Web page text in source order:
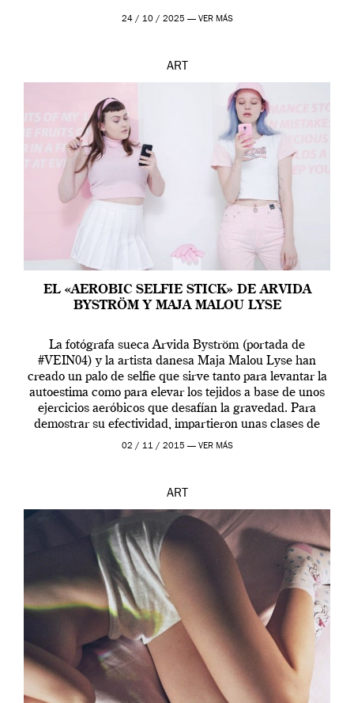
24 / 10 / 2025 — VER MÁS
ART
EL «AEROBIC SELFIE STICK» DE ARVIDA
BYSTRÖM Y MAJA MALOU LYSE
La fotógrafa sueca Arvida Byström (portada de
#VEIN04) y la artista danesa Maja Malou Lyse han
creado un palo de selfie que sirve tanto para levantar la
autoestima como para elevar los tejidos a base de unos
ejercicios aeróbicos que desafían la gravedad. Para
demostrar su efectividad, impartieron unas clases de
prueba en el Tate […]
02 / 11 / 2015 — VER MÁS
ART